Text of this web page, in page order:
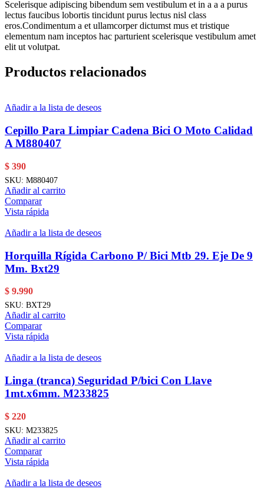
Scelerisque adipiscing bibendum sem vestibulum et in a a a purus
lectus faucibus lobortis tincidunt purus lectus nisl class
eros.Condimentum a et ullamcorper dictumst mus et tristique
elementum nam inceptos hac parturient scelerisque vestibulum amet
elit ut volutpat.
Productos relacionados
Añadir a la lista de deseos
Cepillo Para Limpiar Cadena Bici O Moto Calidad
A M880407
$ 390
SKU: M880407
Añadir al carrito
Comparar
Vista rápida
Añadir a la lista de deseos
Horquilla Rígida Carbono P/ Bici Mtb 29. Eje De 9
Mm. Bxt29
$ 9.990
SKU: BXT29
Añadir al carrito
Comparar
Vista rápida
Añadir a la lista de deseos
Linga (tranca) Seguridad P/bici Con Llave
1mt.x6mm. M233825
$ 220
SKU: M233825
Añadir al carrito
Comparar
Vista rápida
Añadir a la lista de deseos